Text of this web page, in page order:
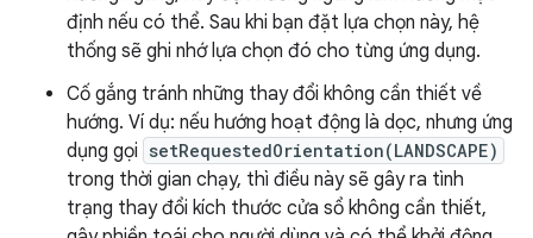
định nếu có thể. Sau khi bạn đặt lựa chọn này, hệ
thống sẽ ghi nhớ lựa chọn đó cho từng ứng dụng.
Cố gắng tránh những thay đổi không cần thiết về
hướng. Ví dụ: nếu hướng hoạt động là dọc, nhưng ứng
dụng gọi setRequestedOrientation(LANDSCAPE)
trong thời gian chạy, thì điều này sẽ gây ra tình
trạng thay đổi kích thước cửa sổ không cần thiết,